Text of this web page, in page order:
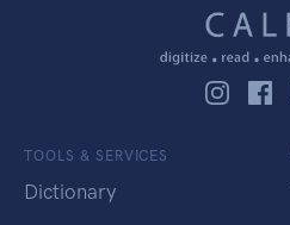
TOOLS & SERVICES
Dictionary